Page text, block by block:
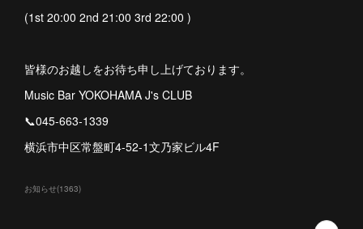
(1st 20:00 2nd 21:00 3rd 22:00 )
皆様のお越しをお待ち申し上げております。
Music Bar YOKOHAMA J's CLUB
📞045-663-1339
横浜市中区常盤町4-52-1文乃家ビル4F
お知らせ(1363)